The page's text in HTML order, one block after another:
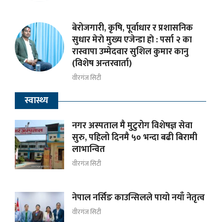
बेरोजगारी, कृषि, पूर्वाधार र प्रशासनिक
सुधार मेराे मुख्य एजेन्डा हाे : पर्सा २ का
रास्वापा उम्मेदवार सुशिल कुमार कानु
(विशेष अन्तरवार्ता)
वीरगंज सिटी
स्वास्थ्य
नगर अस्पताल मै मुटुरोग विशेषज्ञ सेवा
सुरु, पहिलो दिनमै ५० भन्दा बढी बिरामी
लाभान्वित
वीरगंज सिटी
नेपाल नर्सिङ काउन्सिलले पायो नयाँ नेतृत्व
वीरगंज सिटी